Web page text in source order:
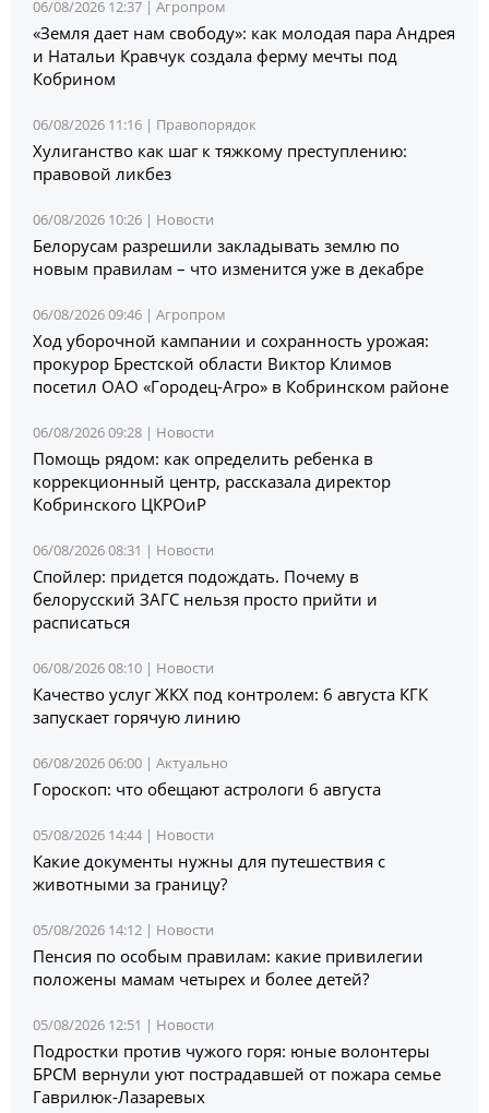
06/08/2026 12:37 | Агропром
«Земля дает нам свободу»: как молодая пара Андрея
и Натальи Кравчук создала ферму мечты под
Кобрином
06/08/2026 11:16 | Правопорядок
Хулиганство как шаг к тяжкому преступлению:
правовой ликбез
06/08/2026 10:26 | Новости
Белорусам разрешили закладывать землю по
новым правилам – что изменится уже в декабре
06/08/2026 09:46 | Агропром
Ход уборочной кампании и сохранность урожая:
прокурор Брестской области Виктор Климов
посетил ОАО «Городец-Агро» в Кобринском районе
06/08/2026 09:28 | Новости
Помощь рядом: как определить ребенка в
коррекционный центр, рассказала директор
Кобринского ЦКРОиР
06/08/2026 08:31 | Новости
Спойлер: придется подождать. Почему в
белорусский ЗАГС нельзя просто прийти и
расписаться
06/08/2026 08:10 | Новости
Качество услуг ЖКХ под контролем: 6 августа КГК
запускает горячую линию
06/08/2026 06:00 | Актуально
Гороскоп: что обещают астрологи 6 августа
05/08/2026 14:44 | Новости
Какие документы нужны для путешествия с
животными за границу?
05/08/2026 14:12 | Новости
Пенсия по особым правилам: какие привилегии
положены мамам четырех и более детей?
05/08/2026 12:51 | Новости
Подростки против чужого горя: юные волонтеры
БРСМ вернули уют пострадавшей от пожара семье
Гаврилюк-Лазаревых